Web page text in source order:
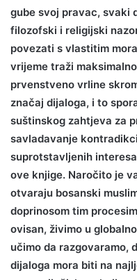
gube svoj pravac, svaki
filozofski i religijski
povezati s vlastitim
vrijeme traži
prvenstveno vrline
značaj dijaloga, i to
suštinskog zahtjeva za
savladavanje
suprotstavljenih
ove knjige. Naročito je
otvaraju bosanski
doprinosom tim
ovisan, živimo u
učimo da razgovaramo,
dijaloga mora biti na